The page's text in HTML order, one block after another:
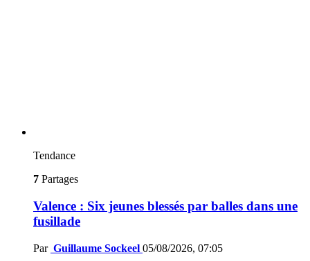
Tendance
7 Partages
Valence : Six jeunes blessés par balles dans une
fusillade
Par Guillaume Sockeel 05/08/2026, 07:05